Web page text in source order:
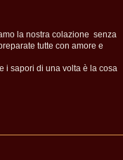
la nostra colazione senza
tutte con amore e
i sapori di una volta è la cosa